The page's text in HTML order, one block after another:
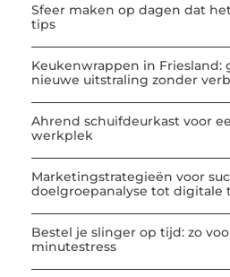
Sfeer maken op dagen dat
tips
Keukenwrappen in Friesland:
nieuwe uitstraling zonder
Ahrend schuifdeurkast voor
werkplek
Marketingstrategieën voor
doelgroepanalyse tot digitale
Bestel je slinger op tijd: zo
minutestress